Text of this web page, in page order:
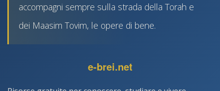
accompagni sempre sulla strada della Torah e
dei Maasim Tovim, le opere di bene.
e-brei.net